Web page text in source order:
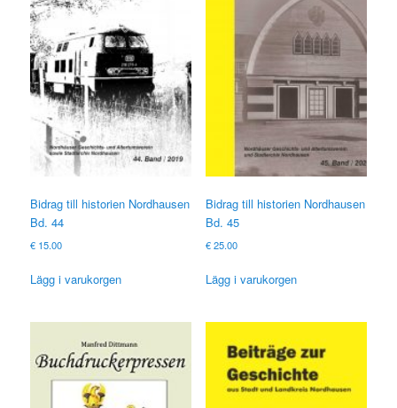
Bidrag till historien Nordhausen
Bd. 44
€ 15.00
Lägg i varukorgen
Bidrag till historien Nordhausen
Bd. 45
€25.00
Lägg i varukorgen